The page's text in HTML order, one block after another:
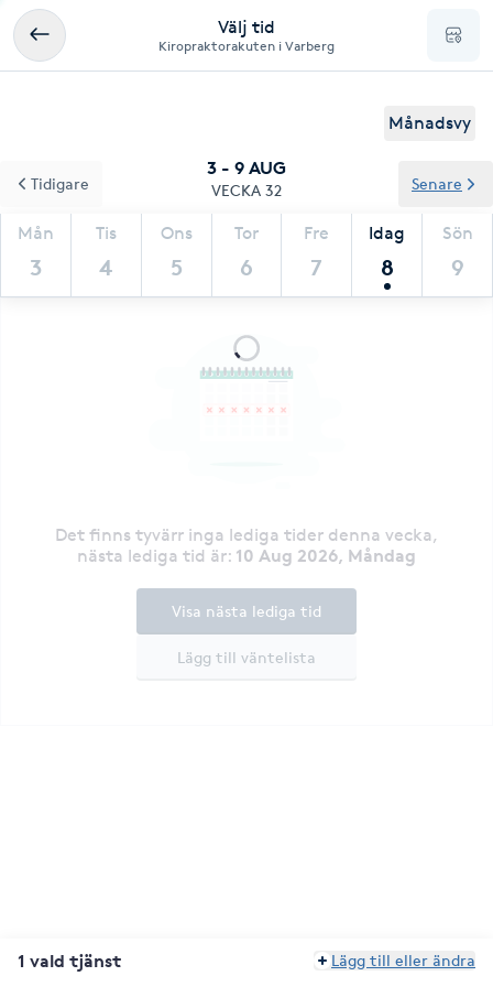
Välj tid
Kiropraktorakuten i Varberg
Månadsvy
3 - 9 AUG
VECKA 32
Mån
3
Tis
4
Ons
5
Tor
6
Fre
7
Idag
8
Sön
9
Tidigare Senare
Det finns tyvärr inga lediga tider denna vecka,
nästa lediga tid är: 10 Aug 2026, Måndag
Lägg till väntelista
Visa nästa lediga tid
1 vald tjänst Lägg till eller ändra